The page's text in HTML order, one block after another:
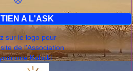
A L'ASK
sur le logo pour
de l'Association
Kabuki